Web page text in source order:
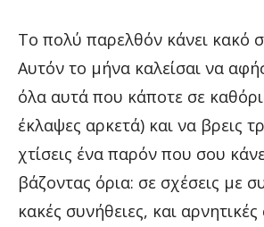
Το πολύ παρελθόν κάνει κακό
Αυτόν το μήνα καλείσαι να
όλα αυτά που κάποτε σε
έκλαψες αρκετά) και να βρεις
χτίσεις ένα παρόν που σου
βάζοντας όρια: σε σχέσεις με
κακές συνήθειες, και αρνητικές